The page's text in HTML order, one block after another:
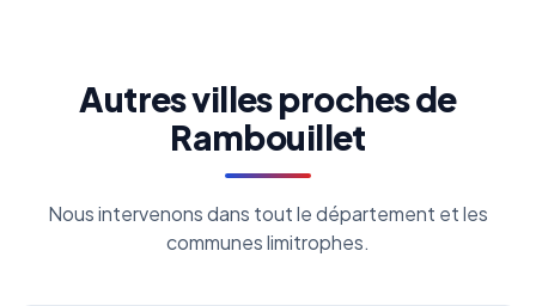
Autres villes proches de
Rambouillet
Nous intervenons dans tout le département et les
communes limitrophes.